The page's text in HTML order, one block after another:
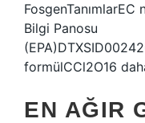
Bilgi Panosu
formülCCl2O16
EN AĞIR